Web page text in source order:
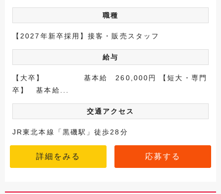
職種
【2027年新卒採用】接客・販売スタッフ
給与
【大卒】 基本給 260,000円 【短大・専門
卒】 基本給...
交通アクセス
JR東北本線「黒磯駅」徒歩28分
詳細をみる 応募する